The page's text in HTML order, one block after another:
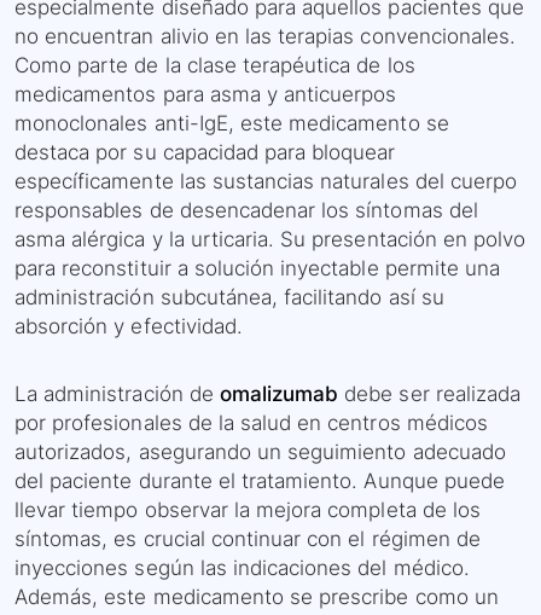
especialmente diseñado para aquellos pacientes que
no encuentran alivio en las terapias convencionales.
Como parte de la clase terapéutica de los
medicamentos para asma y anticuerpos
monoclonales anti-IgE, este medicamento se
destaca por su capacidad para bloquear
específicamente las sustancias naturales del cuerpo
responsables de desencadenar los síntomas del
asma alérgica y la urticaria. Su presentación en polvo
para reconstituir a solución inyectable permite una
administración subcutánea, facilitando así su
absorción y efectividad.
La administración de omalizumab debe ser realizada
por profesionales de la salud en centros médicos
autorizados, asegurando un seguimiento adecuado
del paciente durante el tratamiento. Aunque puede
llevar tiempo observar la mejora completa de los
síntomas, es crucial continuar con el régimen de
inyecciones según las indicaciones del médico.
Además, este medicamento se prescribe como un